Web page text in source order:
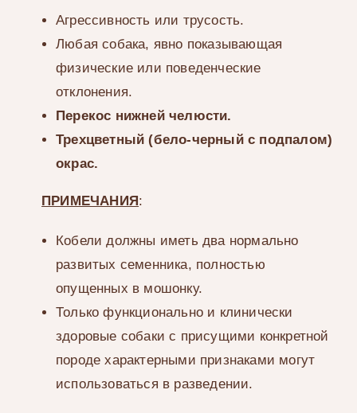
Агрессивность или трусость.
Любая собака, явно показывающая
физические или поведенческие
отклонения.
Перекос нижней челюсти.
Трехцветный (бело-черный с подпалом)
окрас.
ПРИМЕЧАНИЯ :
Кобели должны иметь два нормально
развитых семенника, полностью
опущенных в мошонку.
Только функционально и клинически
здоровые собаки с присущими конкретной
породе характерными признаками могут
использоваться в разведении.